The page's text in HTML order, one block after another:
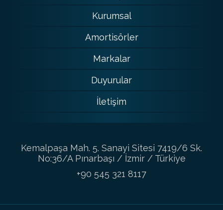
Kurumsal
Amortisörler
Markalar
Duyurular
İletişim
Kemalpaşa Mah. 5. Sanayi Sitesi 7419/6 Sk.
No:36/A Pınarbaşı / İzmir / Türkiye
+90 545 321 8117